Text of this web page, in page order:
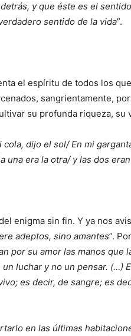
y que éste es el
sentido de la vida”.
el espíritu de todos los
sangrientamente,
su profunda riqueza, su
cola, dijo el sol/ En mi
una era la otra/ y las dos
enigma sin fin. Y ya nos
adeptos, sino amantes”.
por su amor las manos que
luchar y no un pensar. (…)
es decir, de sangre; es
en las últimas